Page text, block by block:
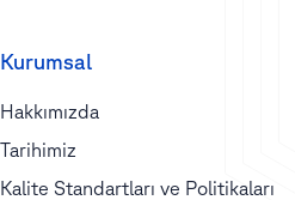
Kurumsal
Hakkımızda
Tarihimiz
Kalite Standartları ve Politikaları